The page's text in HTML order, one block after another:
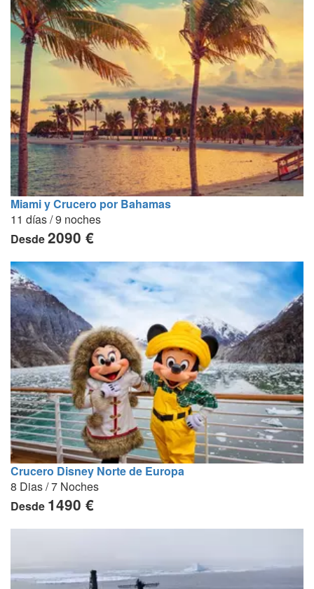
Miami y Crucero por Bahamas
11 días / 9 noches
Desde2090 €
Crucero Disney Norte de Europa
8 Dias / 7 Noches
Desde 1490 €